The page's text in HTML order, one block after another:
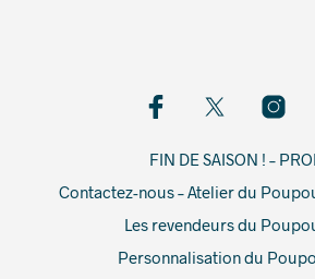
FIN DE SAISON ! –
Contactez-nous – Atelier du
Les revendeurs du
Personnalisation du